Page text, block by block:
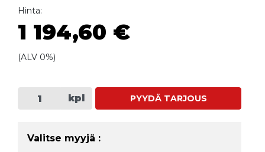
Hinta:
1 194,60 €
(ALV 0%)
kpl PYYDÄ TARJOUS
Valitse myyjä :